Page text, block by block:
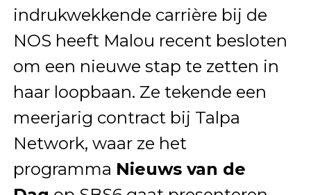
indrukwekkende carrière bij de
NOS heeft Malou recent besloten
om een nieuwe stap te zetten in
haar loopbaan. Ze tekende een
meerjarig contract bij Talpa
Network, waar ze het
programma Nieuws van de